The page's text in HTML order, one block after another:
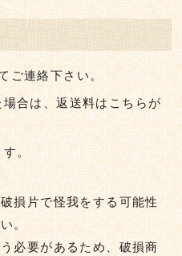
ご連絡下さい。
合は、返送料はこちらが
す。
損片で怪我をする可能性
。
必要があるため、破損商